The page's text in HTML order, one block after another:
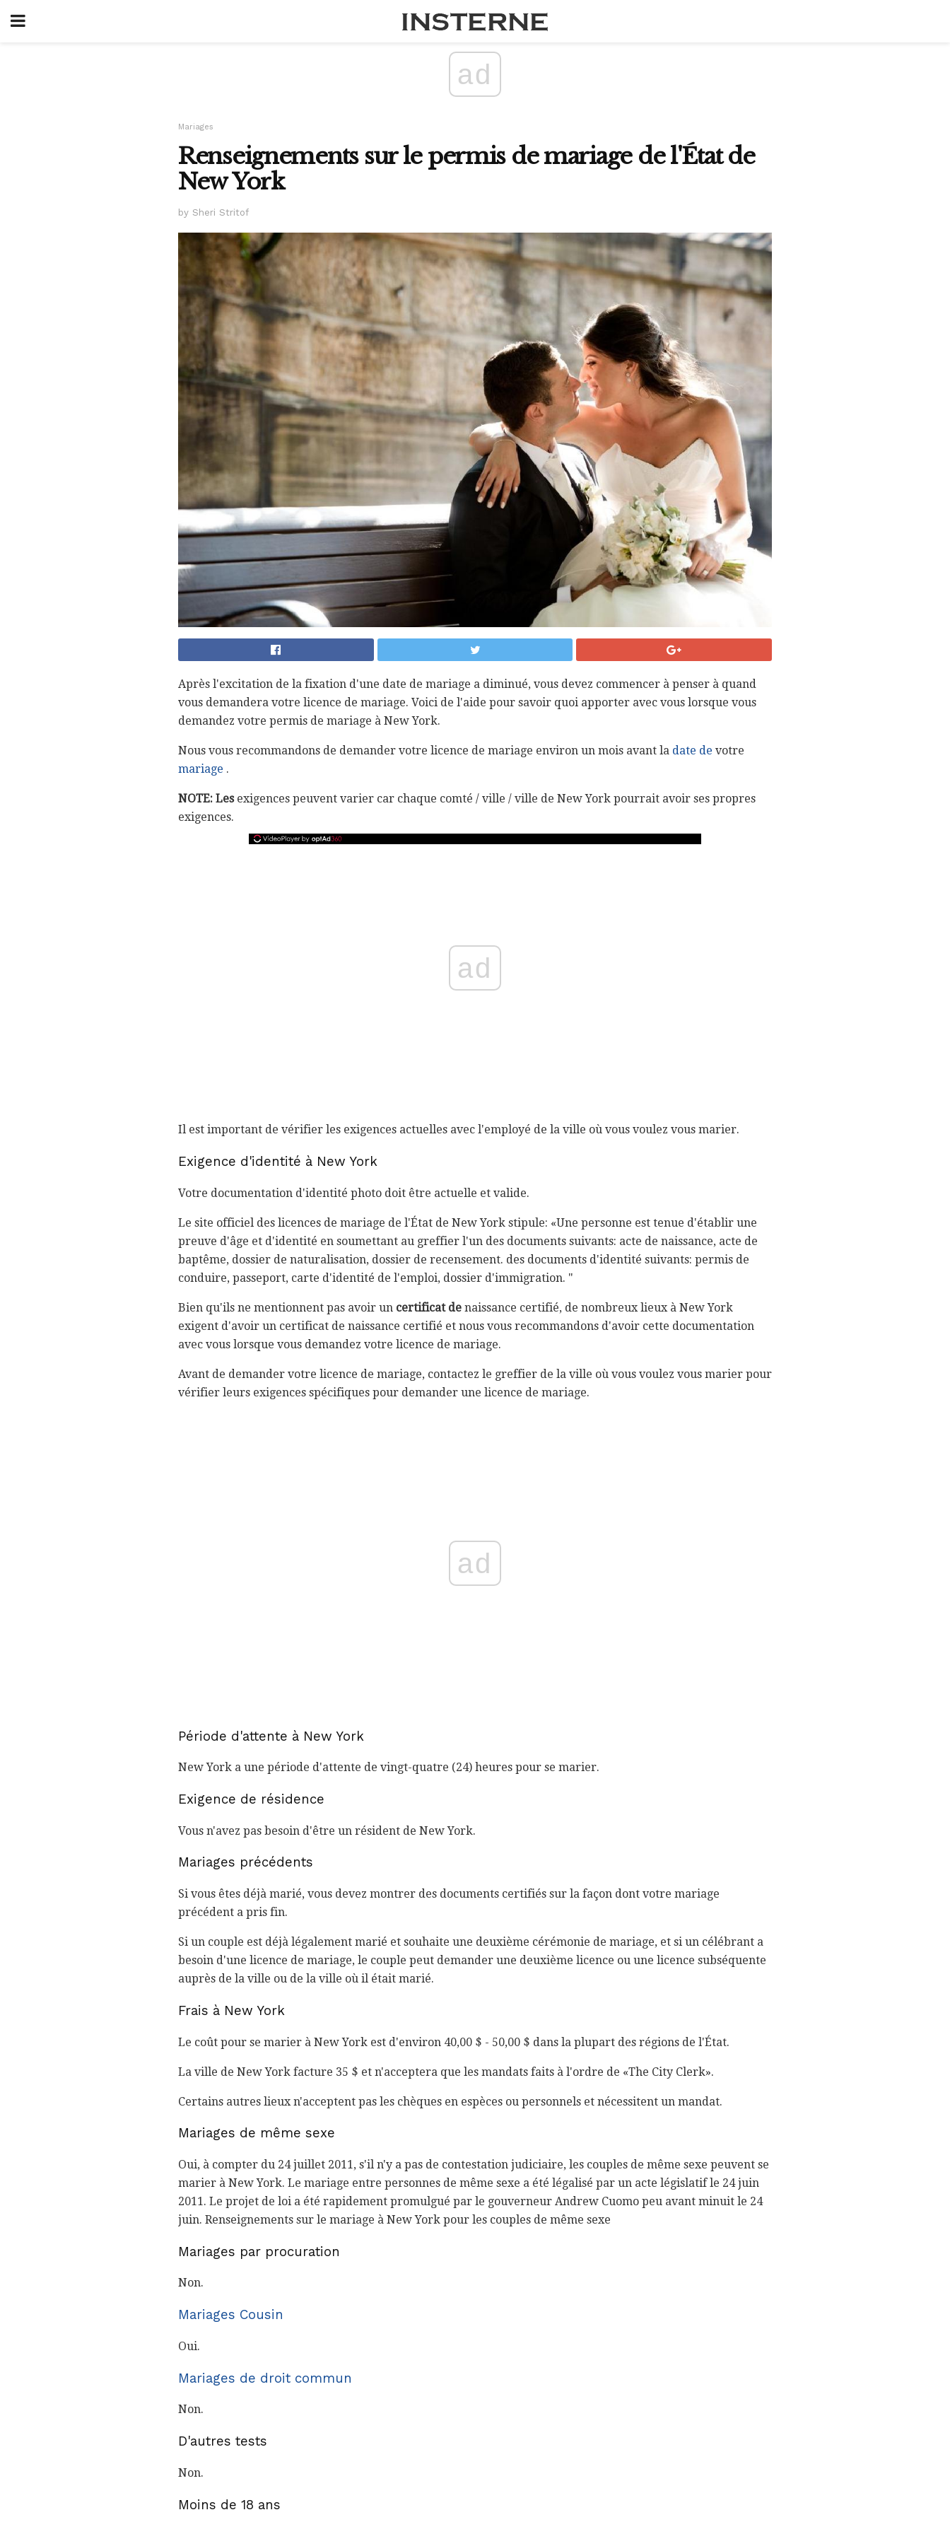
ad
Mariages
Renseignements sur le permis de mariage de l'État de
New York
by Sheri Stritof
Après l'excitation de la fixation d'une date de mariage a diminué, vous devez commencer à penser à quand
vous demandera votre licence de mariage. Voici de l'aide pour savoir quoi apporter avec vous lorsque vous
demandez votre permis de mariage à New York.
Nous vous recommandons de demander votre licence de mariage environ un mois avant la date de votre
mariage .
NOTE: Lesexigences peuvent varier car chaque comté / ville / ville de New York pourrait avoir ses propres
exigences.
ad
Il est important de vérifier les exigences actuelles avec l'employé de la ville où vous voulez vous marier.
Exigence d'identité à New York
Votre documentation d'identité photo doit être actuelle et valide.
Le site officiel des licences de mariage de l'État de New York stipule: «Une personne est tenue d'établir une
preuve d'âge et d'identité en soumettant au greffier l'un des documents suivants: acte de naissance, acte de
baptême, dossier de naturalisation, dossier de recensement. des documents d'identité suivants: permis de
conduire, passeport, carte d'identité de l'emploi, dossier d'immigration. "
Bien qu'ils ne mentionnent pas avoir un certificat de naissance certifié, de nombreux lieux à New York
exigent d'avoir un certificat de naissance certifié et nous vous recommandons d'avoir cette documentation
avec vous lorsque vous demandez votre licence de mariage.
Avant de demander votre licence de mariage, contactez le greffier de la ville où vous voulez vous marier pour
vérifier leurs exigences spécifiques pour demander une licence de mariage.
ad
Période d'attente à New York
New York a une période d'attente de vingt-quatre (24) heures pour se marier.
Exigence de résidence
Vous n'avez pas besoin d'être un résident de New York.
Mariages précédents
Si vous êtes déjà marié, vous devez montrer des documents certifiés sur la façon dont votre mariage
précédent a pris fin.
Si un couple est déjà légalement marié et souhaite une deuxième cérémonie de mariage, et si un célébrant a
besoin d'une licence de mariage, le couple peut demander une deuxième licence ou une licence subséquente
auprès de la ville ou de la ville où il était marié.
Frais à New York
Le coût pour se marier à New York est d'environ 40,00 $ - 50,00 $ dans la plupart des régions de l'État.
La ville de New York facture 35 $ et n'acceptera que les mandats faits à l'ordre de «The City Clerk».
Certains autres lieux n'acceptent pas les chèques en espèces ou personnels et nécessitent un mandat.
Mariages de même sexe
Oui, à compter du 24 juillet 2011, s'il n'y a pas de contestation judiciaire, les couples de même sexe peuvent se
marier à New York. Le mariage entre personnes de même sexe a été légalisé par un acte législatif le 24 juin
2011. Le projet de loi a été rapidement promulgué par le gouverneur Andrew Cuomo peu avant minuit le 24
juin. Renseignements sur le mariage à New York pour les couples de même sexe
Mariages par procuration
Non.
Mariages Cousin
Oui.
Mariages de droit commun
Non.
D'autres tests
Non.
Moins de 18 ans